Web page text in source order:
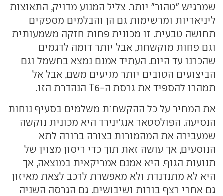
שמרגיש "טהור" יותר. צליל המנוע מדויק, התאוצות
ליניאריות ומרשימות גם הן והבלמים מספקים
תחושה טבעית. זו מכונית פחות חזקה משמעותית
וגם פחות מוקשחת, אבל יותר דומה לדגמים
שהכרנו עד היום. העתיד אמנם נמצא בחשמל וגם
הביצועים הטובים יותר מגיעים משם, אבל אל
תמהרו להספיד את גרסת ה-T6 הנהדרת הזו.
את המחיר על כל ההקשחות משלמים בסעיף נוחות
הנסיעה. הפולסטאר אנג'ינירד היא מכונית נוקשה
שמעבירה את המהמורות בצורה ברורה לתא
הנוסעים, אך עושה זאת תוך כדי ריסון מצוין של
תנועות הגוף. היא אמנם אמריקאית במוצאה, אך
היא לא מתנדנדת ולא מאפשרת לרכב לצאת מאיזון
גם אחרי רצף בורות ושיבושים. גם הגרסה השניה